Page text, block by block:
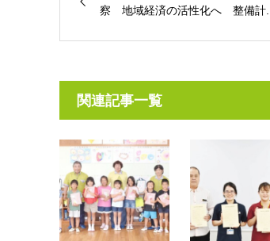
察 地域経済の活性化へ 整備計...
関連記事一覧